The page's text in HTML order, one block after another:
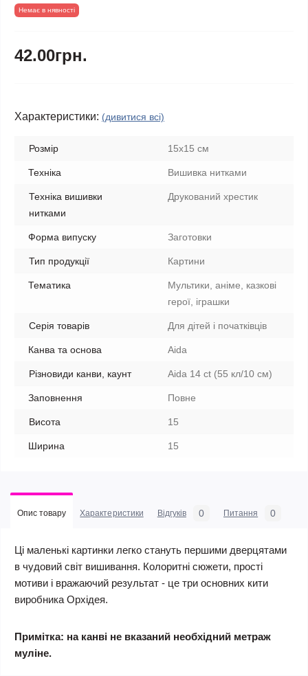
Немає в нявності
42.00грн.
Характеристики: (дивитися всі)
Розмір 15x15 см
Техніка Вишивка нитками
Техніка вишивки
нитками
Друкований хрестик
Форма випуску Заготовки
Тип продукції Картини
Тематика
Мультики, аніме, казкові
герої, іграшки
Серія товарів Для дітей і початківців
Канва та основа Aida
Різновиди канви, каунт Aida 14 ct (55 кл/10 см)
Заповнення Повне
Висота 15
Ширина 15
Опис товару Характеристики Відгуків 0 Питання 0
Ці маленькі картинки легко стануть першими дверцятами
в чудовий світ вишивання. Колоритні сюжети, прості
мотиви і вражаючий результат - це три основних кити
виробника Орхідея.
Примітка: на канві не вказаний необхідний метраж
муліне.